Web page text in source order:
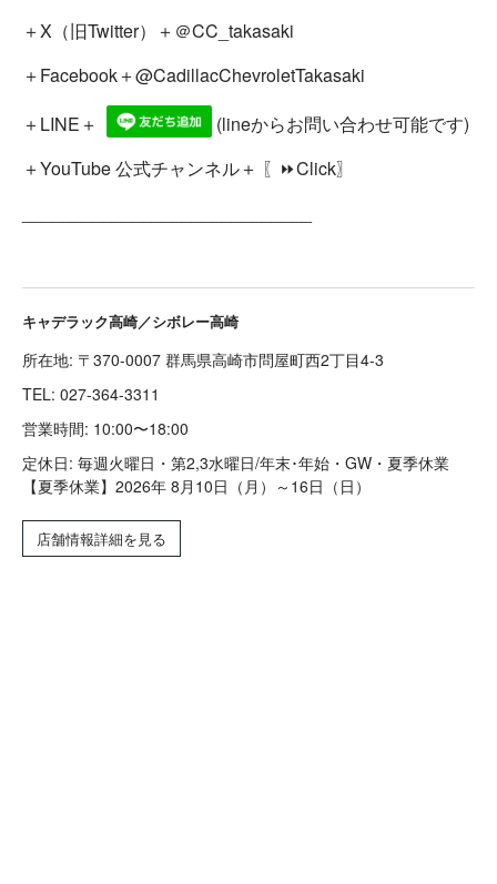
＋X（旧Twitter）＋ ＠CC_takasaki
＋Facebook＋@CadillacChevroletTakasaki
＋LINE＋
(lineからお問い合わせ可能です)
＋YouTube 公式チャンネル＋ 〖⏩Click〗
キャデラック高崎／シボレー高崎
所在地: 〒370-0007 群馬県高崎市問屋町西2丁目4-3
TEL: 027-364-3311
営業時間: 10:00〜18:00
定休日: 毎週火曜日・第2,3水曜日/年末･年始・GW・夏季休業
【夏季休業】2026年 8月10日（月）～16日（日）
店舗情報詳細を見る